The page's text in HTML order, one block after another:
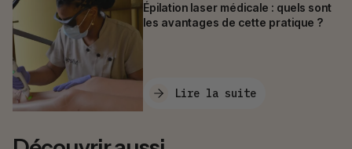
Épilation laser médicale : quels sont
les avantages de cette pratique ?
Lire la suite